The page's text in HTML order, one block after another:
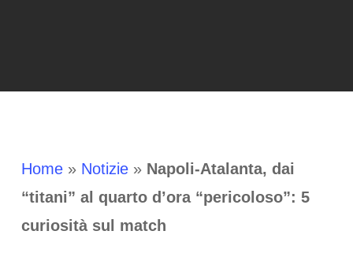
Home» Notizie» Napoli-Atalanta, dai
“titani” al quarto d’ora “pericoloso”: 5
curiosità sul match